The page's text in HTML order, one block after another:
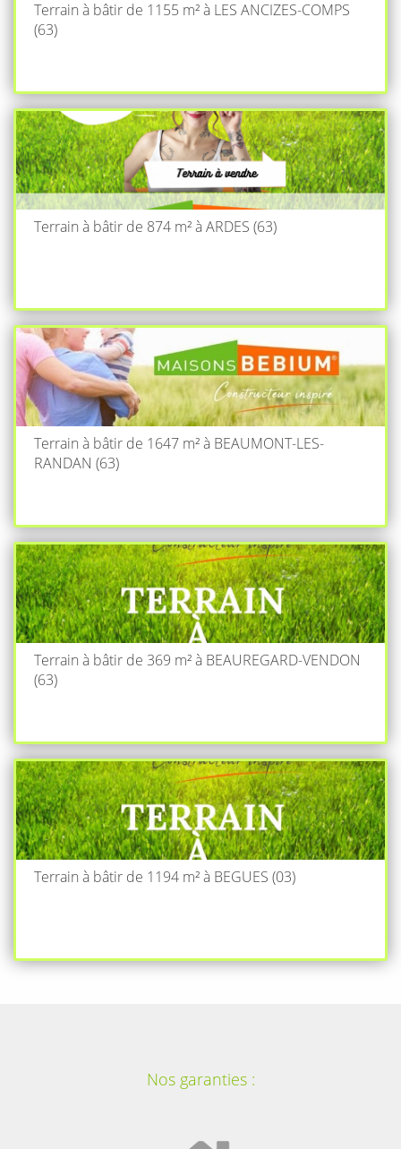
Terrain à bâtir de 1155 m² à LES ANCIZES-COMPS
(63)
Terrain à bâtir de 874 m² à ARDES (63)
Terrain à bâtir de 1647 m² à BEAUMONT-LES-
RANDAN (63)
Terrain à bâtir de 369 m² à BEAUREGARD-VENDON
(63)
Terrain à bâtir de 1194 m² à BEGUES (03)
Nos garanties :